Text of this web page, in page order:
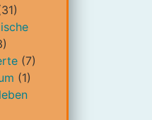
(7)
(1)